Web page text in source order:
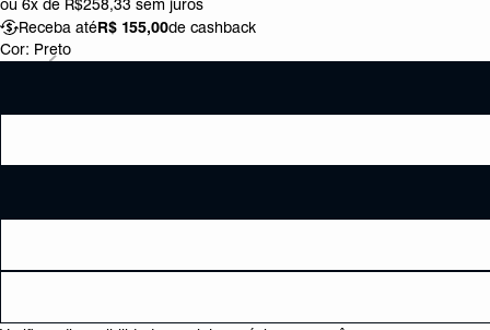
ou 6x de R$258,33 sem juros
Receba atéR$ 155,00de cashback
Cor: Preto